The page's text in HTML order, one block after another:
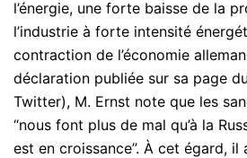
l’énergie, une forte baisse de la
l’industrie à forte intensité
contraction de l’économie
déclaration publiée sur sa page
Twitter), M. Ernst note que les
“nous font plus de mal qu’à la
est en croissance”. À cet égard,